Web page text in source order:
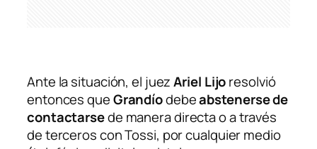
Ante la situación, el juezAriel Lijoresolvió
entonces queGrandíodebeabstenerse de
contactarsede manera directa o a través
de terceros con Tossi, por cualquier medio